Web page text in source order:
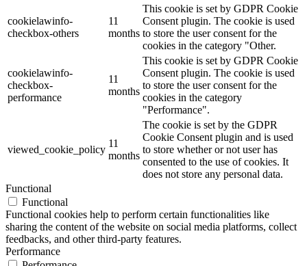
cookielawinfo-
checkbox-others
11
months
This cookie is set by GDPR Cookie
Consent plugin. The cookie is used
to store the user consent for the
cookies in the category "Other.
cookielawinfo-
checkbox-
performance
11
months
This cookie is set by GDPR Cookie
Consent plugin. The cookie is used
to store the user consent for the
cookies in the category
"Performance".
viewed_cookie_policy
11
months
The cookie is set by the GDPR
Cookie Consent plugin and is used
to store whether or not user has
consented to the use of cookies. It
does not store any personal data.
Functional
Functional
Functional cookies help to perform certain functionalities like
sharing the content of the website on social media platforms, collect
feedbacks, and other third-party features.
Performance